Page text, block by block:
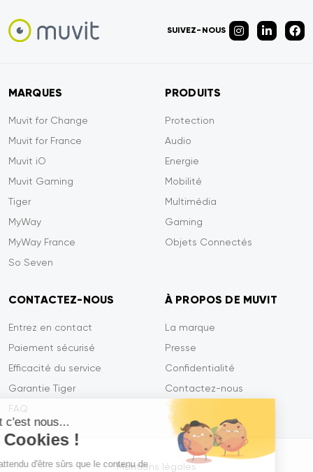
Salut c'est nous...
les Cookies !
On a attendu d'être sûrs que le contenu de
SUIVEZ-NOUS
MARQUES
Muvit for Change
Muvit for France
Muvit iO
Muvit Gaming
Tiger
MyWay
MyWay France
So Seven
PRODUITS
Protection
Audio
Energie
Mobilité
Multimédia
Gaming
Objets Connectés
CONTACTEZ-NOUS
Entrez en contact
Paiement sécurisé
Efficacité du service
Garantie Tiger
FAQ
À PROPOS DE MUVIT
La marque
Presse
Confidentialité
Contactez-nous
Mentions légales